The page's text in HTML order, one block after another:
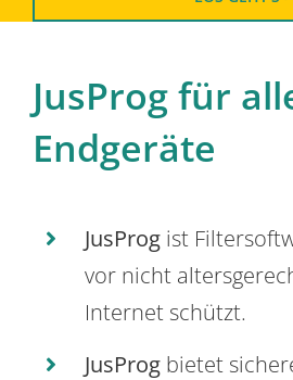
JusProg für
Endgeräte
JusProg ist
vor nicht
Internet schützt.
JusProg bietet